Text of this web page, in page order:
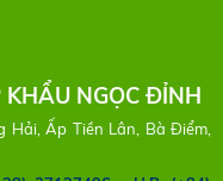
KHẨU NGỌC ĐỈNH
Ấp Tiền Lân, Bà Điểm,